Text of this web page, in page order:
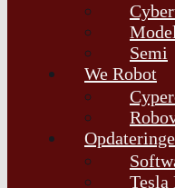
Semi
We Robot
Tesla